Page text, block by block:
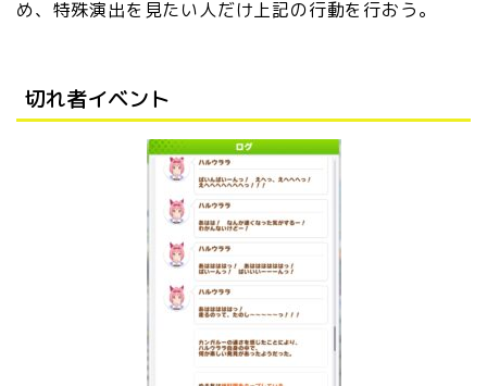
め、特殊演出を見たい人だけ上記の行動を行おう。
切れ者イベント